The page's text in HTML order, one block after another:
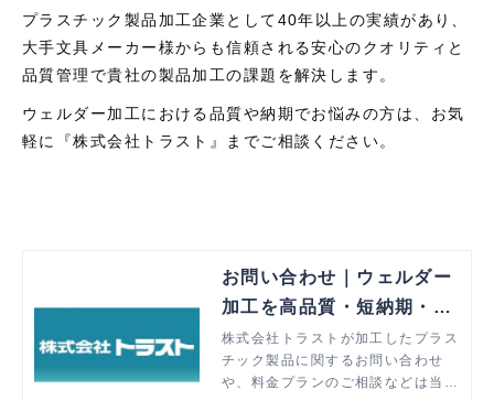
プラスチック製品加工企業として40年以上の実績があり、
大手文具メーカー様からも信頼される安心のクオリティと
品質管理で貴社の製品加工の課題を解決します。
ウェルダー加工における品質や納期でお悩みの方は、お気
軽に『株式会社トラスト』までご相談ください。
お問い合わせ｜ウェルダー
加工を高品質・短納期・低
価格で解決
株式会社トラストが加工したプラス
チック製品に関するお問い合わせ
や、料金プランのご相談などは当ペ